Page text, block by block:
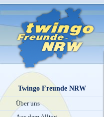
Twingo Freunde NRW
Über uns